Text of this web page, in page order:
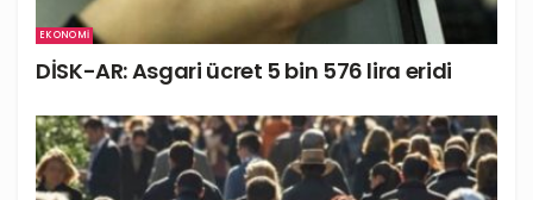
EKONOMI
DİSK-AR: Asgari ücret 5 bin 576 lira eridi